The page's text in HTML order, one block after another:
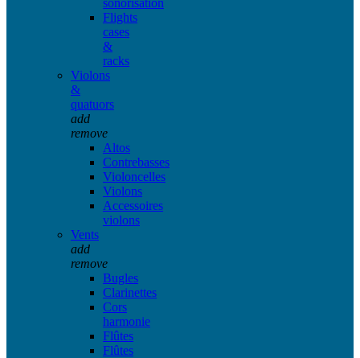
Flights
cases
&
racks
Violons
&
quatuors
add
remove
Altos
Contrebasses
Violoncelles
Violons
Accessoires
violons
Vents
add
remove
Bugles
Clarinettes
Cors
harmonie
Flûtes
Flûtes